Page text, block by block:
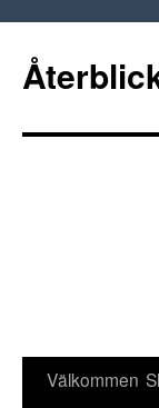
innehåll
Välkommen